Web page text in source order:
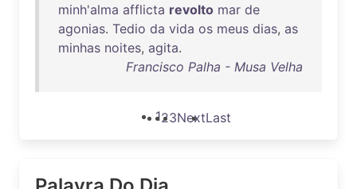
minh'alma afflicta revolto mar de
agonias. Tedio da vida os meus dias, as
minhas noites, agita.
Francisco Palha - Musa Velha
123NextLast